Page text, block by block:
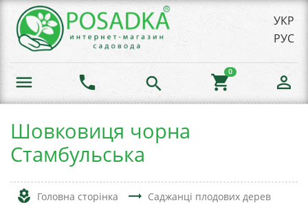
УКР
РУС
menu phone search shopping_cart
0
person_outline
Шовковиця чорна
Стамбульська
local_florist Головна сторінка trending_flat Саджанці плодових дерев